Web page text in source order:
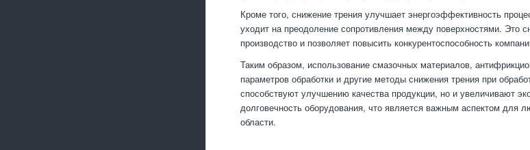
Кроме того, снижение трения улучшает энергоэффективность
уходит на преодоление сопротивления между поверхностями. Это
производство и позволяет повысить конкурентоспособность
Таким образом, использование смазочных материалов,
параметров обработки и другие методы снижения трения при
способствуют улучшению качества продукции, но и увеличивают
долговечность оборудования, что является важным аспектом для
области.